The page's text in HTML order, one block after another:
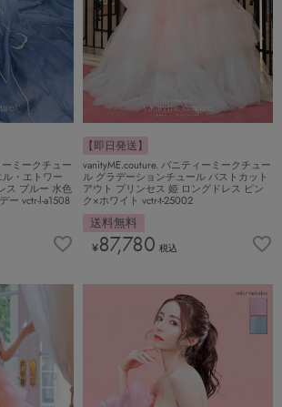
ミークチュー
・エトワー
ス ブルー 水色
ー vctr-l-a1508
【即日発送】
vanityME.couture. バニティーミークチュー
ル グラデーションチュール バストカット
アウト プリンセス 姫 ロングドレス ピン
ク×ホワイト vctr-t-25002
送料無料
¥87,780 税込